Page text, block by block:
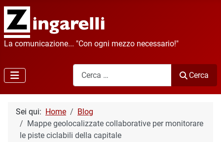
La comunicazione... "Con ogni mezzo necessario!"
Cerca
Cerca
Sei qui: Home
Blog
Mappe geolocalizzate collaborative per monitorare
le piste ciclabili della capitale